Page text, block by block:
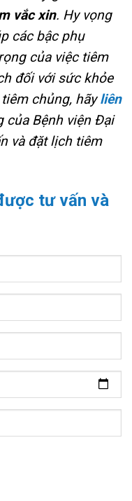
vắc xin. Hy vọng
các bậc phụ
của việc tiêm
đối với sức khỏe
chủng, hãyliên
Bệnh viện Đại
và đặt lịch tiêm
tư vấn và